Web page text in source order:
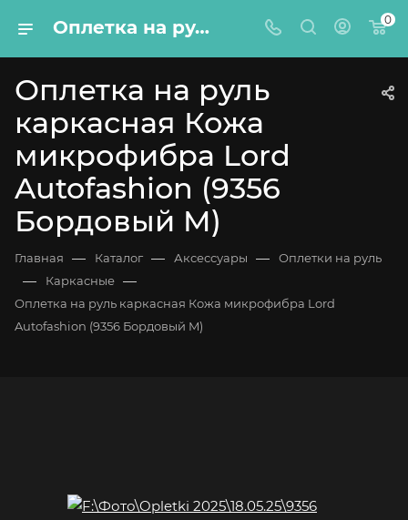
Оплетка на руль каркасная Кожа микрофибра Lord Autofashion (9356 Бордовый M) 0
Оплетка на руль
каркасная Кожа
микрофибра Lord
Autofashion (9356
Бордовый M)
Главная — Каталог — Аксессуары — Оплетки на руль
— Каркасные —
Оплетка на руль каркасная Кожа микрофибра Lord
Autofashion (9356 Бордовый M)